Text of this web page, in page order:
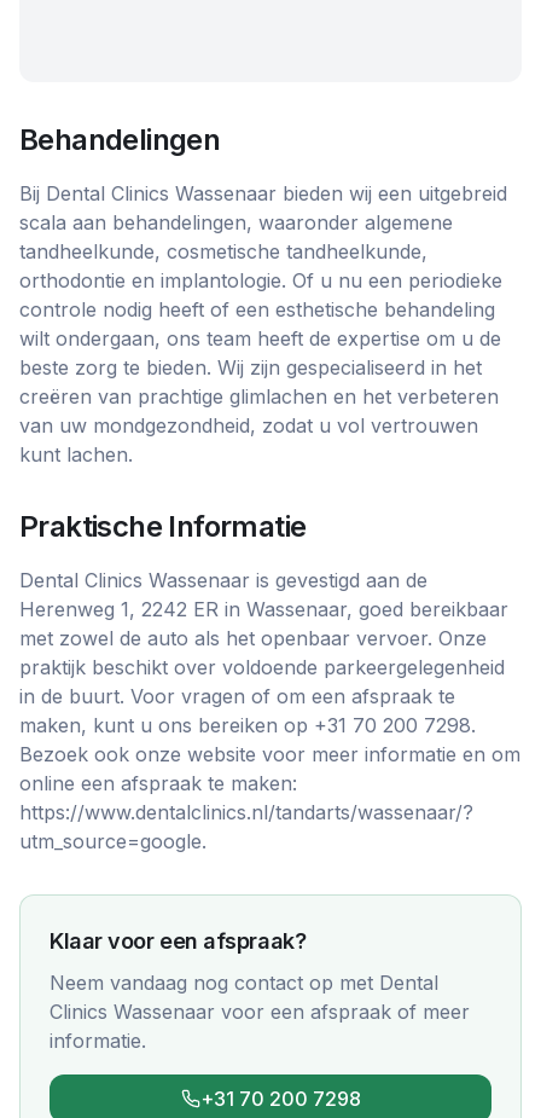
Behandelingen
Bij Dental Clinics Wassenaar bieden wij een uitgebreid
scala aan behandelingen, waaronder algemene
tandheelkunde, cosmetische tandheelkunde,
orthodontie en implantologie. Of u nu een periodieke
controle nodig heeft of een esthetische behandeling
wilt ondergaan, ons team heeft de expertise om u de
beste zorg te bieden. Wij zijn gespecialiseerd in het
creëren van prachtige glimlachen en het verbeteren
van uw mondgezondheid, zodat u vol vertrouwen
kunt lachen.
Praktische Informatie
Dental Clinics Wassenaar is gevestigd aan de
Herenweg 1, 2242 ER in Wassenaar, goed bereikbaar
met zowel de auto als het openbaar vervoer. Onze
praktijk beschikt over voldoende parkeergelegenheid
in de buurt. Voor vragen of om een afspraak te
maken, kunt u ons bereiken op +31 70 200 7298.
Bezoek ook onze website voor meer informatie en om
online een afspraak te maken:
https://www.dentalclinics.nl/tandarts/wassenaar/?
utm_source=google.
Klaar voor een afspraak?
Neem vandaag nog contact op met Dental
Clinics Wassenaar voor een afspraak of meer
informatie.
+31 70 200 7298